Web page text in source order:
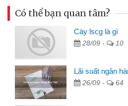
Có thể bạn quan tâm?
Cày lscg là gì
28/09 - 10
Lãi suất ngân
26/09 - 64